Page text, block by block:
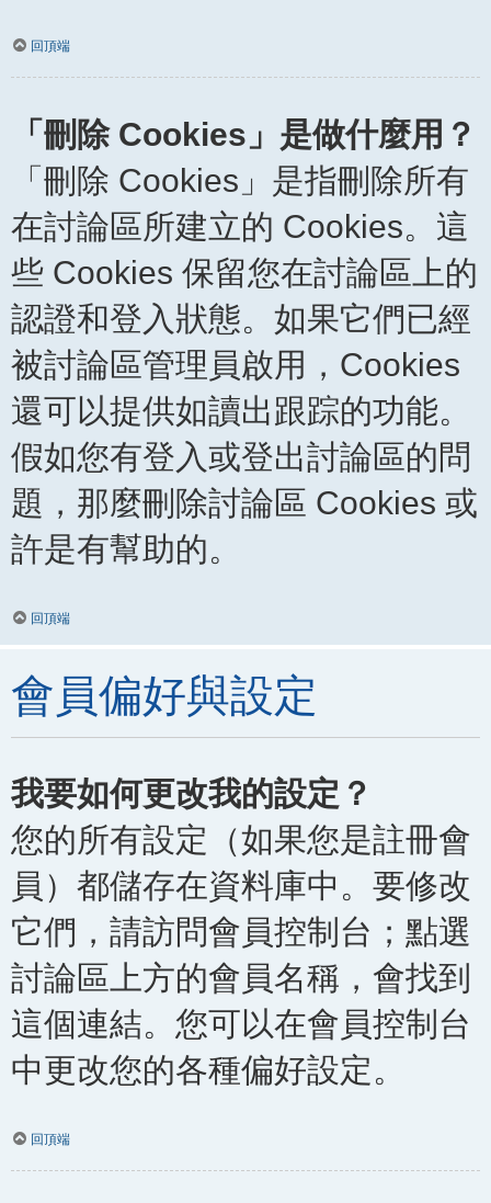
回頂端
「刪除 Cookies」是做什麼用？
「刪除 Cookies」是指刪除所有
在討論區所建立的 Cookies。這
些 Cookies 保留您在討論區上的
認證和登入狀態。如果它們已經
被討論區管理員啟用，Cookies
還可以提供如讀出跟踪的功能。
假如您有登入或登出討論區的問
題，那麼刪除討論區 Cookies 或
許是有幫助的。
回頂端
會員偏好與設定
我要如何更改我的設定？
您的所有設定（如果您是註冊會
員）都儲存在資料庫中。要修改
它們，請訪問會員控制台；點選
討論區上方的會員名稱，會找到
這個連結。您可以在會員控制台
中更改您的各種偏好設定。
回頂端